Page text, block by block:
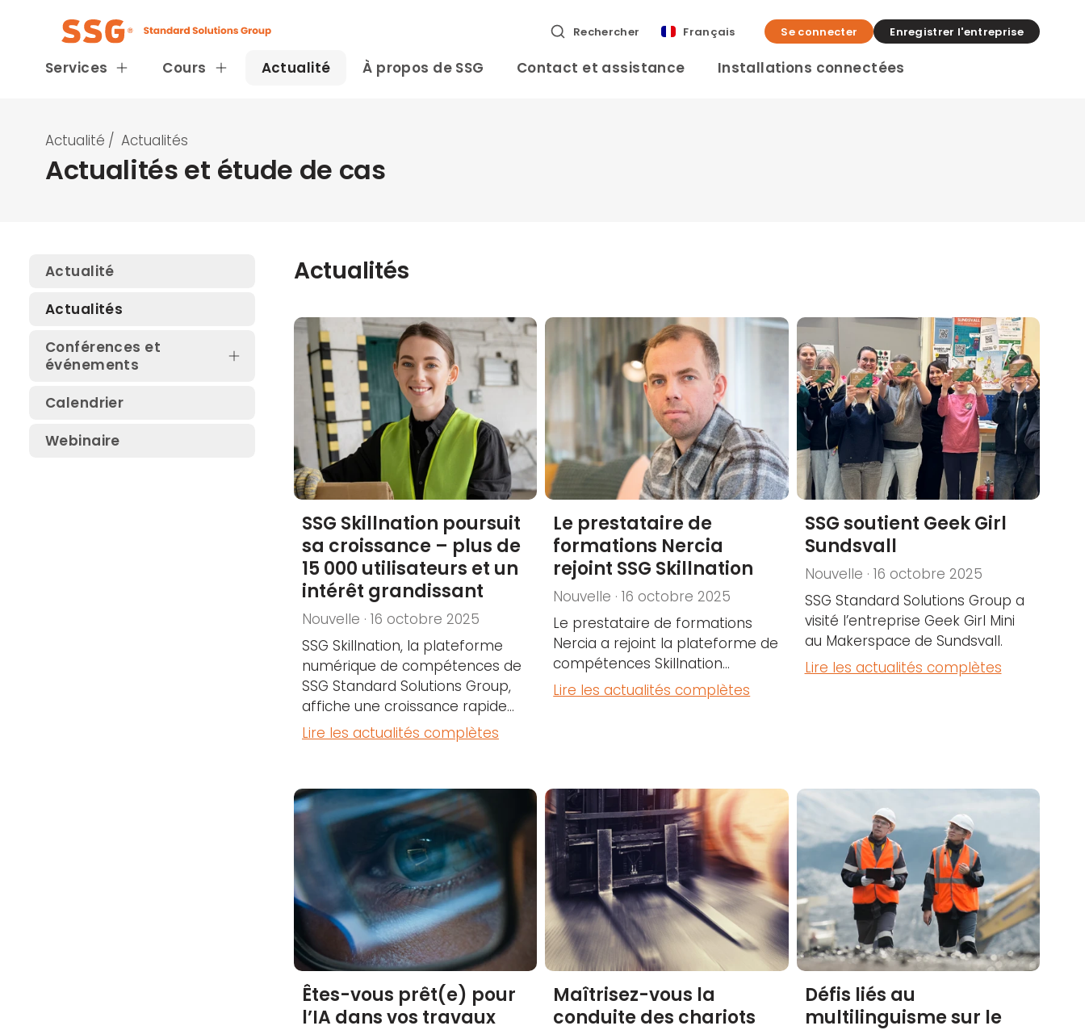
Rechercher Français Se connecter Enregistrer l'entreprise
Services Cours Actualité À propos de SSG Contact et assistance Installations connectées
Actualité / Actualités
Actualités et étude de cas
Actualité
Actualités
Conférences et
événements
SSG Electrical Safety
SSG Safety Conference
Calendrier
Webinaire
Actualités
SSG Skillnation poursuit
sa croissance – plus de
15 000 utilisateurs et un
intérêt grandissant
Nouvelle · 16 octobre 2025
SSG Skillnation, la plateforme
numérique de compétences de
SSG Standard Solutions Group,
affiche une croissance rapide...
Lire les actualités complètes
Le prestataire de
formations Nercia
rejoint SSG Skillnation
Nouvelle · 16 octobre 2025
Le prestataire de formations
Nercia a rejoint la plateforme de
compétences Skillnation...
Lire les actualités complètes
SSG soutient Geek Girl
Sundsvall
Nouvelle · 16 octobre 2025
SSG Standard Solutions Group a
visité l’entreprise Geek Girl Mini
au Makerspace de Sundsvall.
Lire les actualités complètes
Êtes-vous prêt(e) pour
l’IA dans vos travaux
Maîtrisez-vous la
conduite des chariots
Défis liés au
multilinguisme sur le